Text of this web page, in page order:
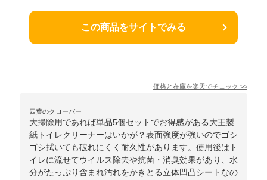
この商品をサイトでみる
価格と在庫を楽天でチェック >>
四葉のクローバー
大掃除用であれば単品5個セットでお得感がある大王製
紙トイレクリーナーはいかが？表面強度が強いのでゴシ
ゴシ拭いても破れにくく耐久性があります。使用後はト
イレに流せてウイルス除去や抗菌・消臭効果があり、水
分がたっぷり含まれ汚れをかきとる立体凹凸シートなの